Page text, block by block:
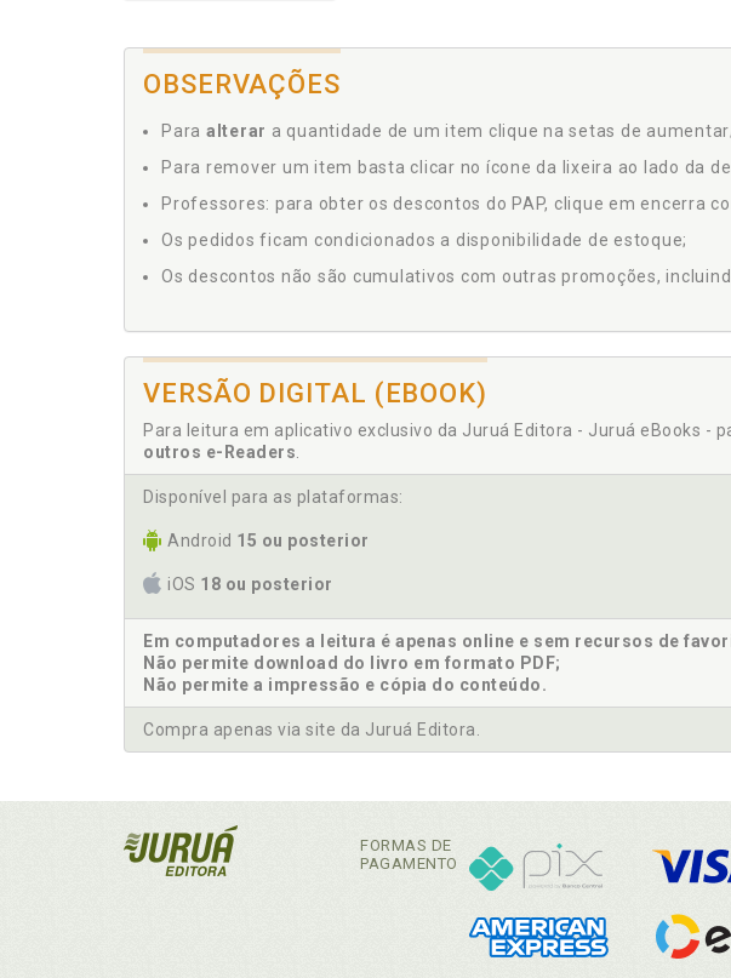
OBSERVAÇÕES
Para alterar a quantidade de um item clique na setas de
Para remover um item basta clicar no ícone da lixeira ao lado da
Professores: para obter os descontos do PAP, clique em encerra
Os pedidos ficam condicionados a disponibilidade de estoque;
Os descontos não são cumulativos com outras promoções,
VERSÃO DIGITAL (EBOOK)
Para leitura em aplicativo exclusivo da Juruá Editora - Juruá eBooks -
outros e-Readers
Disponível para as plataformas:
Android 15 ou posterior
iOS 18 ou posterior
Em computadores a leitura é apenas online e sem recursos de
Não permite download do livro em formato PDF;
Não permite a impressão e cópia do conteúdo.
Compra apenas via site da Juruá Editora.
FORMAS DE
PAGAMENTO